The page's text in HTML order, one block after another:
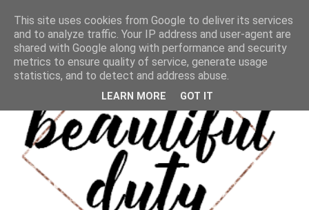
This site uses cookies from Google to deliver its services
and to analyze traffic. Your IP address and user-agent are
shared with Google along with performance and security
metrics to ensure quality of service, generate usage
statistics, and to detect and address abuse.
LEARN MORE GOT IT